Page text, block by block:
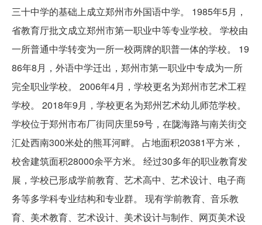
三十中学的基础上成立郑州市外国语中学。 1985年5月，
省教育厅批文成立郑州市第一职业中等专业学校。 学校由
一所普通中学转变为一所一校两牌的职普一体的学校。 19
86年8月，外语中学迁出，郑州市第一职业中专成为一所
完全职业学校。 2006年4月，学校更名为郑州市艺术工程
学校。 2018年9月，学校更名为郑州艺术幼儿师范学校。
学校位于郑州市布厂街同庆里59号，在陇海路与南关街交
汇处西南300米处的熊耳河畔。 占地面积20381平方米，
校舍建筑面积28000余平方米。 经过30多年的职业教育发
展，学校已形成学前教育、艺术高中、艺术设计、电子商
务等多学科专业结构和专业群。 现有学前教育、音乐教
育、美术教育、艺术设计、美术设计与制作、网页美术设